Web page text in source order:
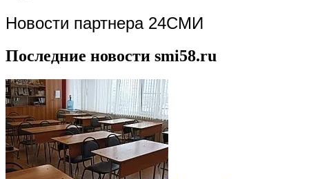
Новости партнера 24СМИ
Последние новости smi58.ru